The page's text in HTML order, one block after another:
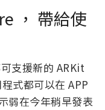
， 帶給使
支援新的 ARKit
式都可以在 APP
弱在今年稍早發表